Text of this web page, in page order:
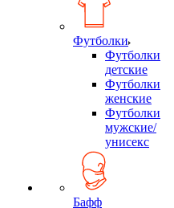
Футболки
Футболки
детские
Футболки
женские
Футболки
мужские/
унисекс
Бафф